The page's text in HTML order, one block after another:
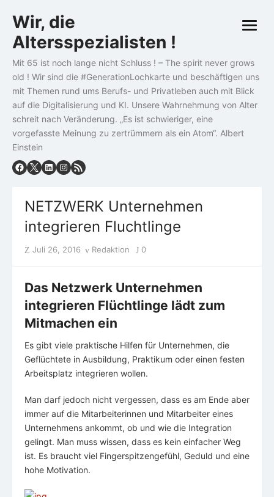
to
content
Wir, die
Altersspezialisten !
Mit 65 ist noch lange nicht Schluss ! – The spirit never grows
old ! Wir sind die #GenerationLochkarte und beschäftigen uns
mit Themen rund ums Berufs- und Privatleben auch mit Blick
auf die Digitalisierung und KI. Unsere Wahrnehmung von Alter
schreit nach Veränderung. „Es ist schwieriger, eine
vorgefasste Meinung zu zertrümmern als ein Atom“. Albert
Einstein
open
NETZWERK Unternehmen
integrieren Fluchtlinge
Posted
Juli 26, 2016 Author
Redaktion 0
Das Netzwerk Unternehmen
integrieren Flüchtlinge lädt zum
Mitmachen ein
Es gibt viele praktische Hilfen für Unternehmen, die
Geflüchtete in Ausbildung, Praktikum oder einen festen
Arbeitsplatz integrieren wollen.
Man darf jedoch nicht vergessen, dass es am Ende aber
immer auf die Mitarbeiterinnen und Mitarbeiter eines
Unternehmens ankommt, ob und wie die Integration
gelingt. Man muss wissen, dass es kein einfacher Weg
ist. Es braucht viel Fingerspitzengefühl, Geduld und eine
hohe Motivation.